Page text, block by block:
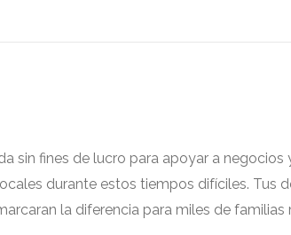
sin fines de lucro para apoyar a negocios
durante estos tiempos difíciles. Tus
la diferencia para miles de familias